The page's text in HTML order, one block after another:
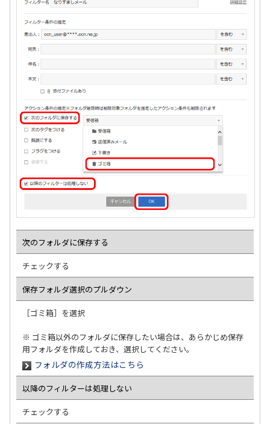
次のフォルダに保存する
チェックする
保存フォルダ選択のプルダウン
［ゴミ箱］を選択
※ ゴミ箱以外のフォルダに保存したい場合は、あらかじめ保存
用フォルダを作成しておき、選択してください。
フォルダの作成方法はこちら
以降のフィルターは処理しない
チェックする